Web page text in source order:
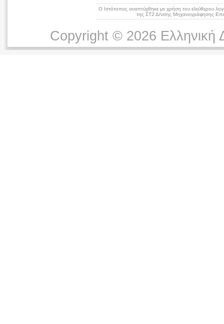
Ο Ιστότοπος αναπτύχθηκε με χρήση του ελεύθερου
της ΣΤ2 Δ/νσης Μηχανογράφησης
Copyright © 2026